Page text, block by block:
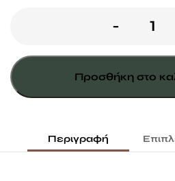
-
ύψος
Προσθήκη στο
Περιγραφή